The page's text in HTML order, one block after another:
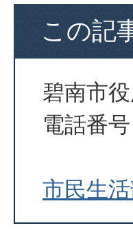
この記
碧南市
電話番
市民生